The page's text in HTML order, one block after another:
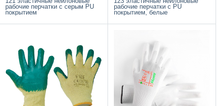
рабочие перчатки с серым PU
покрытием
рабочие перчатки с PU
покрытием, белые